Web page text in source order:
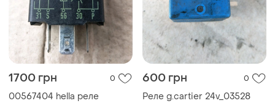
1700 грн 0
00567404 hella реле
600 грн 0
Реле g.cartier 24v_03528